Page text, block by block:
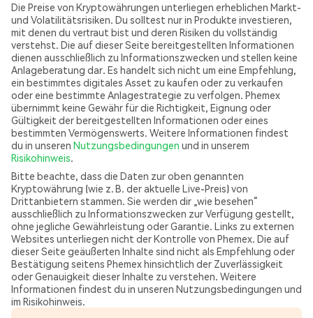
Die Preise von Kryptowährungen unterliegen erheblichen Markt-
und Volatilitätsrisiken. Du solltest nur in Produkte investieren,
mit denen du vertraut bist und deren Risiken du vollständig
verstehst. Die auf dieser Seite bereitgestellten Informationen
dienen ausschließlich zu Informationszwecken und stellen keine
Anlageberatung dar. Es handelt sich nicht um eine Empfehlung,
ein bestimmtes digitales Asset zu kaufen oder zu verkaufen
oder eine bestimmte Anlagestrategie zu verfolgen. Phemex
übernimmt keine Gewähr für die Richtigkeit, Eignung oder
Gültigkeit der bereitgestellten Informationen oder eines
bestimmten Vermögenswerts. Weitere Informationen findest
du in unseren Nutzungsbedingungen und in unserem
Risikohinweis.
Bitte beachte, dass die Daten zur oben genannten
Kryptowährung (wie z. B. der aktuelle Live-Preis) von
Drittanbietern stammen. Sie werden dir „wie besehen“
ausschließlich zu Informationszwecken zur Verfügung gestellt,
ohne jegliche Gewährleistung oder Garantie. Links zu externen
Websites unterliegen nicht der Kontrolle von Phemex. Die auf
dieser Seite geäußerten Inhalte sind nicht als Empfehlung oder
Bestätigung seitens Phemex hinsichtlich der Zuverlässigkeit
oder Genauigkeit dieser Inhalte zu verstehen. Weitere
Informationen findest du in unseren Nutzungsbedingungen und
im Risikohinweis.